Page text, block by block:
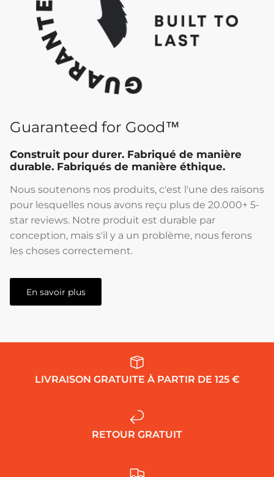
Guaranteed for Good™
Construit pour durer. Fabriqué de manière
durable. Fabriqués de manière éthique.
Nous soutenons nos produits, c'est l'une des raisons
pour lesquelles nous avons reçu plus de 20.000+ 5-
star reviews. Notre produit est durable par
conception, mais s'il y a un problème, nous ferons
les choses correctement.
En savoir plus
LIVRAISON GRATUITE À PARTIR DE 125 €
RETOUR GRATUIT